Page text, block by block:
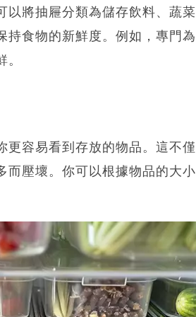
將抽屜分類為儲存飲料、蔬
食物的新鮮度。例如，專門
容易看到存放的物品。這不
壓壞。你可以根據物品的大